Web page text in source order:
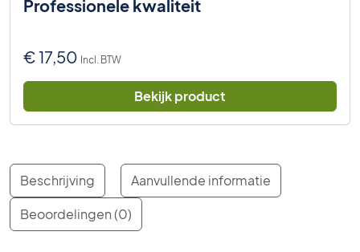
Professionele kwaliteit
€17,50 Incl. BTW
Bekijk product
Beschrijving
Aanvullende informatie
Beoordelingen (0)